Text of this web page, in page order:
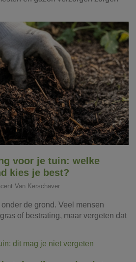
voor je tuin: welke
kies je best?
Van Kerschaver
de grond. Veel mensen
of bestrating, maar vergeten dat